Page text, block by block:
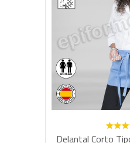
Delantal Corto